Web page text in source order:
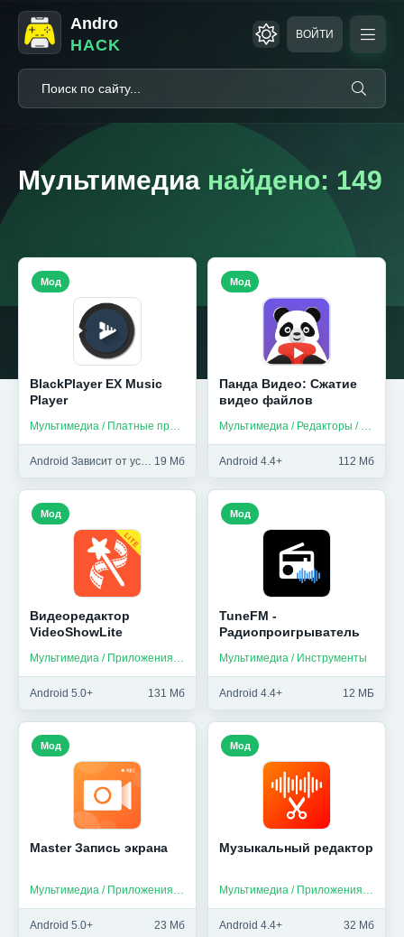
Andro
HACK
ВОЙТИ
Мультимедиа найдено: 149
BlackPlayer EX Music
Player
Мультимедиа / Платные приложения
Android Зависит от устройства+ 19 Мб
Мод
Панда Видео: Сжатие
видео файлов
Мультимедиа / Редакторы / Приложения на русском
Android 4.4+ 112 Мб
Мод
Видеоредактор
VideoShowLite
Мультимедиа / Приложения на русском
Android 5.0+ 131 Мб
Мод
TuneFM -
Радиопроигрыватель
Мультимедиа / Инструменты
Android 4.4+ 12 МБ
Мод
Master Запись экрана
Мультимедиа / Приложения на русском
Android 5.0+ 23 Мб
Мод
Музыкальный редактор
Мультимедиа / Приложения на русском
Android 4.4+ 32 Мб
Мод